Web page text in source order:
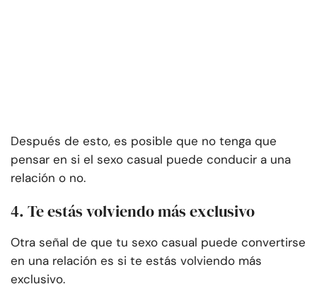
Después de esto, es posible que no tenga que
pensar en si el sexo casual puede conducir a una
relación o no.
4. Te estás volviendo más exclusivo
Otra señal de que tu sexo casual puede convertirse
en una relación es si te estás volviendo más
exclusivo.